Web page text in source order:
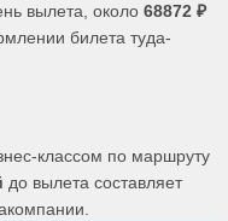
вылета, около 68872 ₽
билета туда-
классом по маршруту
до вылета составляет